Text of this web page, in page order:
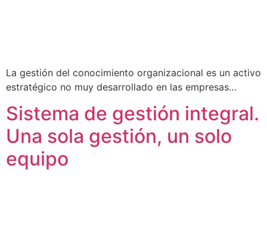
La gestión del conocimiento organizacional es un activo
estratégico no muy desarrollado en las empresas…
Sistema de gestión integral.
Una sola gestión, un solo
equipo